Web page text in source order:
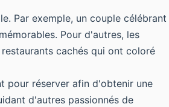
Par exemple, un couple célébrant
Pour d'autres, les
cachés qui ont coloré
pour réserver afin d'obtenir une
d'autres passionnés de